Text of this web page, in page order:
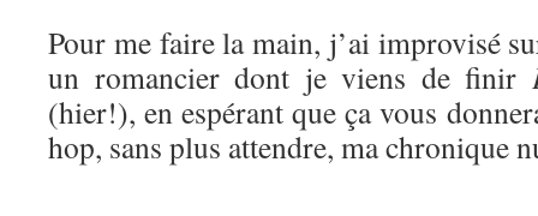
Pour me faire la main, j’ai improvisé
un romancier dont je viens de finir
(hier!), en espérant que ça vous
hop, sans plus attendre, ma chronique